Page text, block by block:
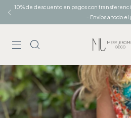
10% de descuento en pagos con
- Envíos a todo el